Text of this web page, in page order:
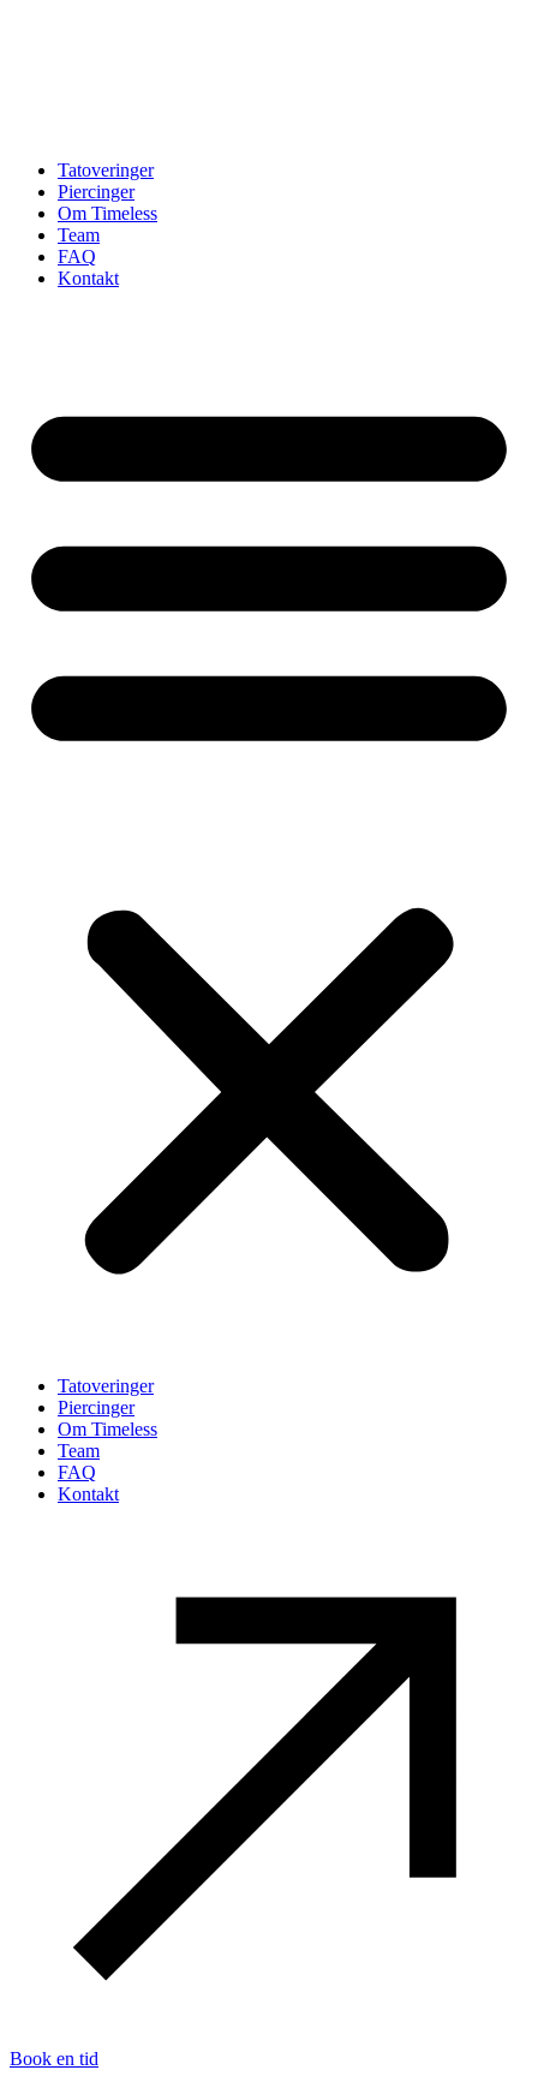
Tatoveringer
Piercinger
Om Timeless
Team
FAQ
Kontakt
Tatoveringer
Piercinger
Om Timeless
Team
FAQ
Kontakt
Book en tid